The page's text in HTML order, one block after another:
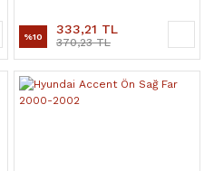
%10 333,21 TL
370,23 TL